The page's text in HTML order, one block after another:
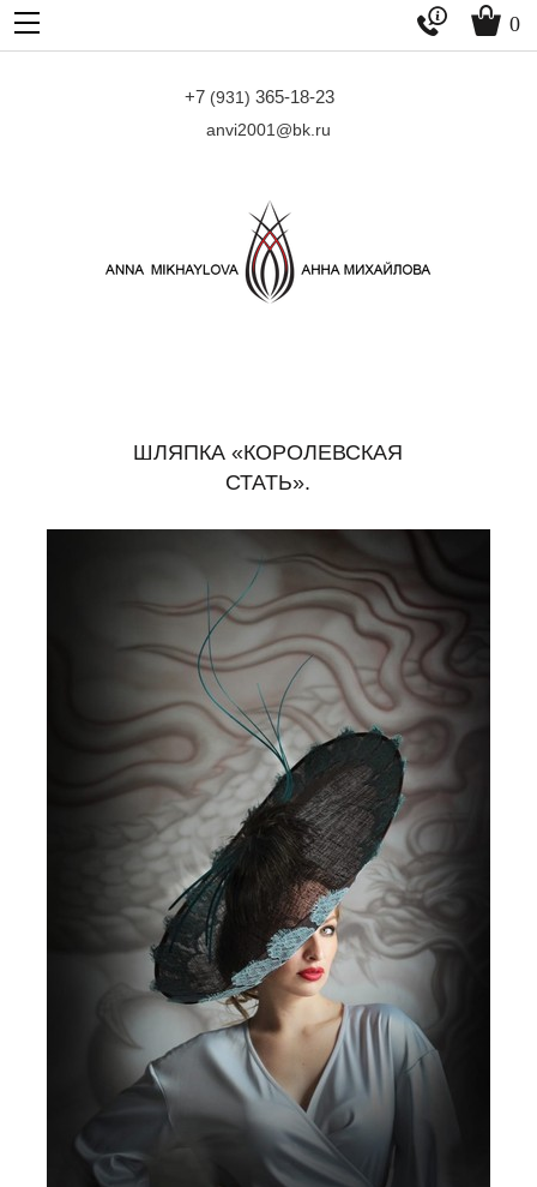
+7 (931) 365-18-23
anvi2001@bk.ru
  0
ШЛЯПКА «КОРОЛЕВСКАЯ
СТАТЬ».